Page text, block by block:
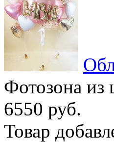
Фотозона из
6550 руб.
Товар